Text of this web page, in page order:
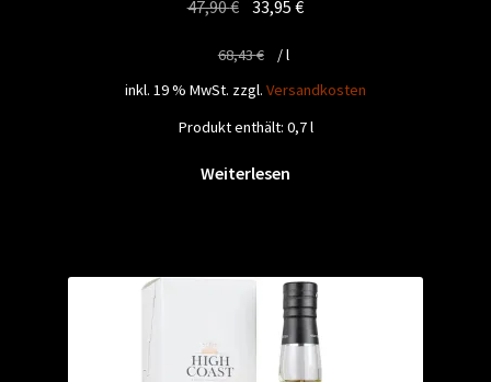
47,90€ Ursprünglicher
war:
47,90 €
33,95€Aktueller
33,95 €.
68,43€ /l
inkl. 19 % MwSt. zzgl. Versandkosten
Produkt enthält: 0,7l
Weiterlesen